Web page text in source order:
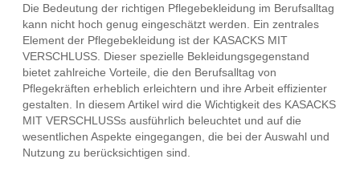
Die Bedeutung der richtigen Pflegebekleidung im Berufsalltag
kann nicht hoch genug eingeschätzt werden. Ein zentrales
Element der Pflegebekleidung ist der KASACKS MIT
VERSCHLUSS. Dieser spezielle Bekleidungsgegenstand
bietet zahlreiche Vorteile, die den Berufsalltag von
Pflegekräften erheblich erleichtern und ihre Arbeit effizienter
gestalten. In diesem Artikel wird die Wichtigkeit des KASACKS
MIT VERSCHLUSSs ausführlich beleuchtet und auf die
wesentlichen Aspekte eingegangen, die bei der Auswahl und
Nutzung zu berücksichtigen sind.